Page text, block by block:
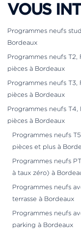
VOUS
Programmes neufs
Bordeaux
Programmes neufs T2,
pièces à Bordeaux
Programmes neufs T3,
pièces à Bordeaux
Programmes neufs T4,
pièces à Bordeaux
Programmes neufs
pièces et plus à
Programmes neufs
à taux zéro) à
Programmes neufs
terrasse à Bordeaux
Programmes neufs
parking à Bordeaux